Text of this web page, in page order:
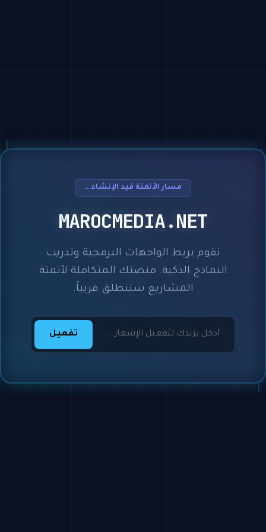
مسار الأتمتة قيد الإنشاء...
MAROCMEDIA.NET
نقوم بربط الواجهات البرمجية وتدريب
النماذج الذكية. منصتك المتكاملة لأتمتة
المشاريع ستنطلق قريباً.
تفعيل